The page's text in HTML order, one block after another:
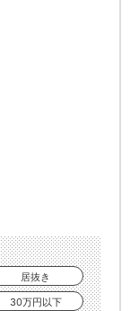
居抜き
30万円以下